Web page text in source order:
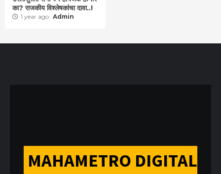
का? राजकीय विश्लेषकांचा दावा..!
1 year ago Admin
MAHAMETRO DIGITAL